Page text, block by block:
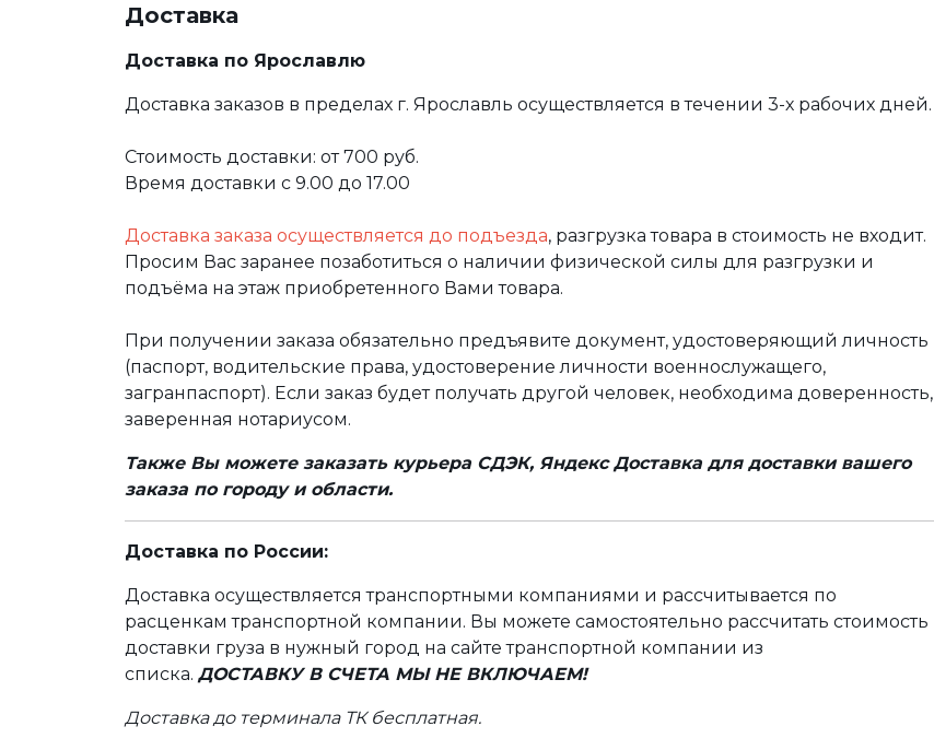
Доставка
Доставка по Ярославлю
Доставка заказов в пределах г. Ярославль осуществляется в течении 3-х рабочих дней.
Стоимость доставки: от 700 руб.
Время доставки с 9.00 до 17.00
Доставка заказа осуществляется до подъезда, разгрузка товара в стоимость не входит.
Просим Вас заранее позаботиться о наличии физической силы для разгрузки и
подъёма на этаж приобретенного Вами товара.
При получении заказа обязательно предъявите документ, удостоверяющий личность
(паспорт, водительские права, удостоверение личности военнослужащего,
загранпаспорт). Если заказ будет получать другой человек, необходима доверенность,
заверенная нотариусом.
Также Вы можете заказать курьера СДЭК, Яндекс Доставка для доставки вашего
заказа по городу и области.
Доставка по России:
Доставка осуществляется транспортными компаниями и рассчитывается по
расценкам транспортной компании. Вы можете самостоятельно рассчитать стоимость
доставки груза в нужный город на сайте транспортной компании из
списка. ДОСТАВКУ В СЧЕТА МЫ НЕ ВКЛЮЧАЕМ!
Доставка до терминала ТК бесплатная.